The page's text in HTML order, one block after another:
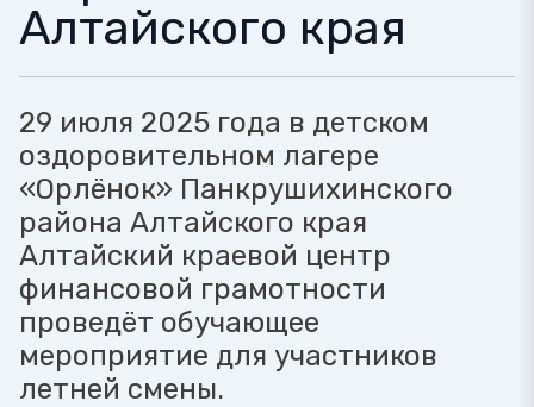
Алтайского края
29 июля 2025 года в детском
оздоровительном лагере
«Орлёнок» Панкрушихинского
района Алтайского края
Алтайский краевой центр
финансовой грамотности
проведёт обучающее
мероприятие для участников
летней смены.